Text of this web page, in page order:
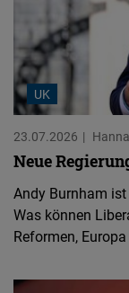
UK
23.07.2026
Neue
Andy Burnham
Was können
Reformen,